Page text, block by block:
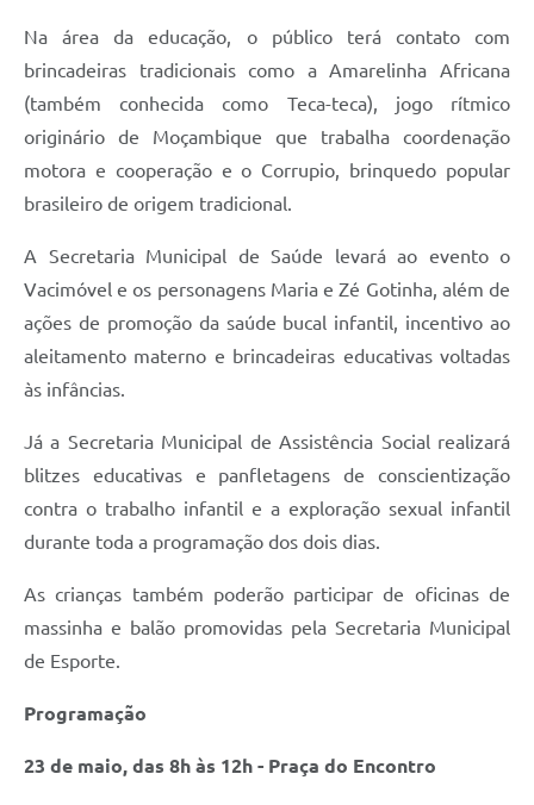
Na área da educação, o público terá contato com
brincadeiras tradicionais como a Amarelinha Africana
(também conhecida como Teca-teca), jogo rítmico
originário de Moçambique que trabalha coordenação
motora e cooperação e o Corrupio, brinquedo popular
brasileiro de origem tradicional.
A Secretaria Municipal de Saúde levará ao evento o
Vacimóvel e os personagens Maria e Zé Gotinha, além de
ações de promoção da saúde bucal infantil, incentivo ao
aleitamento materno e brincadeiras educativas voltadas
às infâncias.
Já a Secretaria Municipal de Assistência Social realizará
blitzes educativas e panfletagens de conscientização
contra o trabalho infantil e a exploração sexual infantil
durante toda a programação dos dois dias.
As crianças também poderão participar de oficinas de
massinha e balão promovidas pela Secretaria Municipal
de Esporte.
Programação
23 de maio, das 8h às 12h - Praça do Encontro